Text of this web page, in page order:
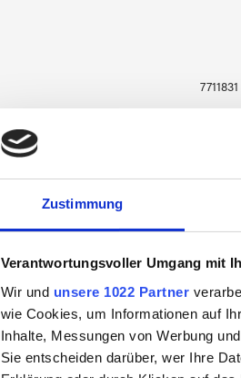
Zustimmung
Verantwortungsvoller Umgang mit
Wir und unsere 1022 Partner
wie Cookies, um Informationen auf
Inhalte, Messungen von Werbung
Sie entscheiden darüber, wer Ihre
7711831